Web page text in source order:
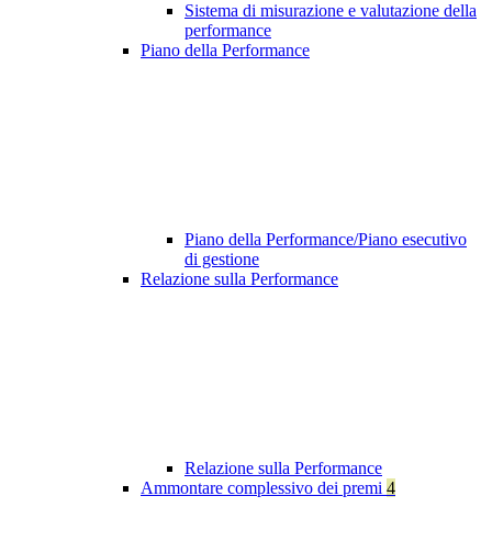
Sistema di misurazione e valutazione della
performance
Piano della Performance
Piano della Performance/Piano esecutivo
di gestione
Relazione sulla Performance
Relazione sulla Performance
Ammontare complessivo dei premi 4